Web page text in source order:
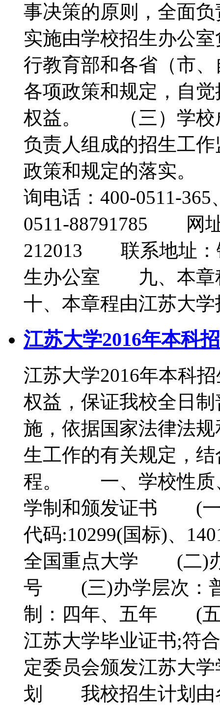
事决策的原则，全面
实施由学校招生办公
行教育部和各省（市
各项政策和规定，自
权益。 （三）学校
负责人组成的招生工
政策和规定的落实
询电话：400-0511-
0511-88791785 网址
212013 联系地址：
生办公室 九、本
十、本章程由江苏大
江苏大学2016年本科
江苏大学2016年本
权益，保证我校全日
施，依据国家法律法
生工作的有关规定，
程。 一、学校性质
学制和颁发证书 (
代码:10299(国标)、
全国重点大学 (二)办
号 (三)办学层次：
制：四年、五年 (五)
江苏大学毕业证书;符
定委员会颁发江苏大
划 我校招生计划由